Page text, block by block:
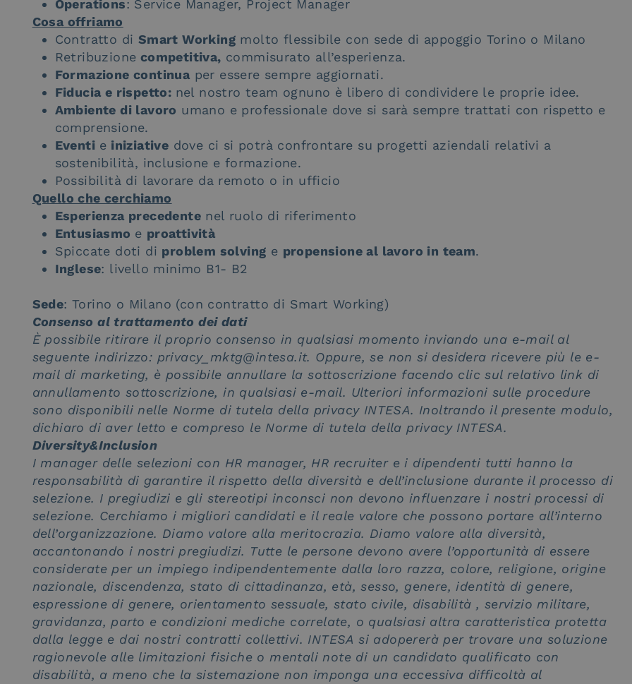
Operations: Service Manager, Project Manager
Cosa offriamo
Contratto di Smart Working molto flessibile con sede di appoggio Torino o Milano
Retribuzione competitiva, commisurato all’esperienza.
Formazione continua per essere sempre aggiornati.
Fiducia e rispetto: nel nostro team ognuno è libero di condividere le proprie idee.
Ambiente di lavoro umano e professionale dove si sarà sempre trattati con rispetto e
comprensione.
Eventi e iniziative dove ci si potrà confrontare su progetti aziendali relativi a
sostenibilità, inclusione e formazione.
Possibilità di lavorare da remoto o in ufficio
Quello che cerchiamo
Esperienza precedente nel ruolo di riferimento
Entusiasmo e proattività
Spiccate doti di problem solving e propensione al lavoro in team.
Inglese: livello minimo B1- B2
Sede: Torino o Milano (con contratto di Smart Working)
Consenso al trattamento dei dati
È possibile ritirare il proprio consenso in qualsiasi momento inviando una e-mail al
seguente indirizzo: privacy_mktg@intesa.it. Oppure, se non si desidera ricevere più le e-
mail di marketing, è possibile annullare la sottoscrizione facendo clic sul relativo link di
annullamento sottoscrizione, in qualsiasi e-mail. Ulteriori informazioni sulle procedure
sono disponibili nelle Norme di tutela della privacy INTESA. Inoltrando il presente modulo,
dichiaro di aver letto e compreso le Norme di tutela della privacy INTESA.
Diversity&Inclusion
I manager delle selezioni con HR manager, HR recruiter e i dipendenti tutti hanno la
responsabilità di garantire il rispetto della diversità e dell’inclusione durante il processo di
selezione. I pregiudizi e gli stereotipi inconsci non devono influenzare i nostri processi di
selezione. Cerchiamo i migliori candidati e il reale valore che possono portare all’interno
dell’organizzazione. Diamo valore alla meritocrazia. Diamo valore alla diversità,
accantonando i nostri pregiudizi. Tutte le persone devono avere l’opportunità di essere
considerate per un impiego indipendentemente dalla loro razza, colore, religione, origine
nazionale, discendenza, stato di cittadinanza, età, sesso, genere, identità di genere,
espressione di genere, orientamento sessuale, stato civile, disabilità , servizio militare,
gravidanza, parto e condizioni mediche correlate, o qualsiasi altra caratteristica protetta
dalla legge e dai nostri contratti collettivi. INTESA si adopererà per trovare una soluzione
ragionevole alle limitazioni fisiche o mentali note di un candidato qualificato con
disabilità, a meno che la sistemazione non imponga una eccessiva difficoltà al